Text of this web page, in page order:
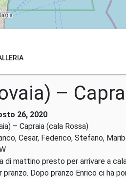
–
26, 2020
– Capraia (cala Rossa)
Cesar, Federico, Stefano,
di mattino presto per arrivare a
Dopo pranzo Enrico ci ha